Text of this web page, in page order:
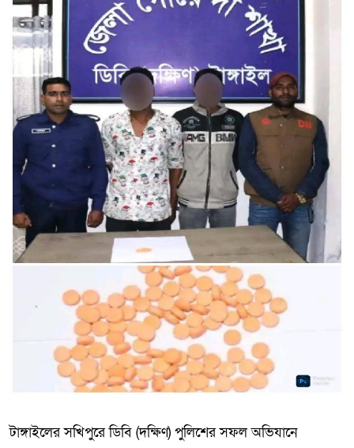
টাঙ্গাইলের সখিপুরে ডিবি (দক্ষিণ) পুলিশের সফল অভিযানে